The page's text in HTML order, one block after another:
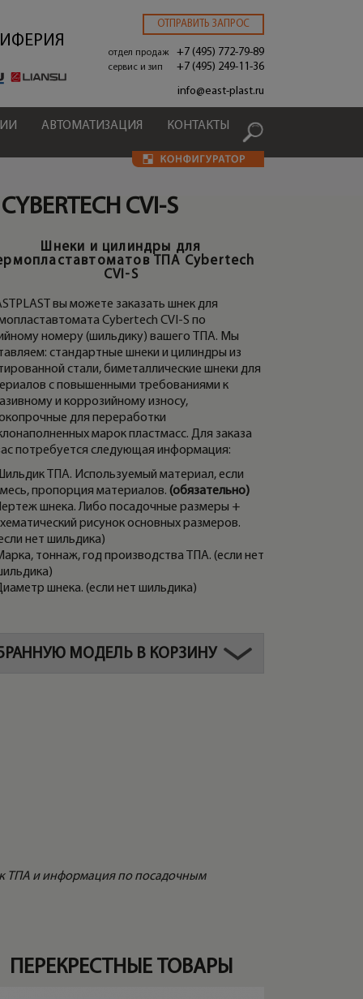
ОТПРАВИТЬ ЗАПРОС
отдел продаж +7 (495) 772-79-89
сервис и зип
+7 (495) 249-11-36
info@east-plast.ru
АВТОМАТИЗАЦИЯ КОНТАКТЫ
CVI-S
ТПА CYBERTECH CVI-S
Шнеки и цилиндры для
ТПА Cybertech
CVI-S
вы можете заказать шнек для
Cybertech CVI-S по
номеру (шильдику) вашего ТПА. Мы
стандартные шнеки и цилиндры из
стали, биметаллические шнеки для
с повышенными требованиями к
и коррозийному износу,
для переработки
марок пластмасс. Для заказа
потребуется следующая информация:
ТПА. Используемый материал, если
пропорция материалов. (обязательно)
шнека. Либо посадочные размеры +
рисунок основных размеров.
нет шильдика)
тоннаж, год производства ТПА. (если нет
шнека. (если нет шильдика)
МОДЕЛЬ В КОРЗИНУ
ТПА и информация по посадочным
ПЕРЕКРЕСТНЫЕ ТОВАРЫ